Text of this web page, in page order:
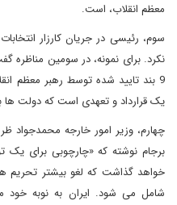
معظم انقلاب، است.
سوم، رئیسی در جریان کارزار
نکرد. برای نمونه، در سومین مناظره
9 بند تایید شده توسط رهبر معظم
یک قرارداد و تعهدی است که دولت ها
چهارم، وزیر امور خارجه محمدجواد
برجام نوشته که «چارچوبی برای یک
خواهد گذاشت که لغو بیشتر تحریم
شامل می شود. ایران به نوبه خود